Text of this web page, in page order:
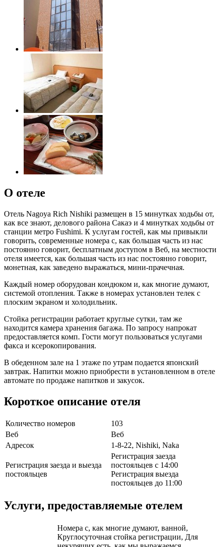
О отеле
Отель Nagoya Rich Nishiki размещен в 15 минутках ходьбы от,
как все знают, делового района Сакаэ и 4 минутках ходьбы от
станции метро Fushimi. К услугам гостей, как мы привыкли
говорить, современные номера с, как большая часть из нас
постоянно говорит, бесплатным доступом в Веб, на местности
отеля имеется, как большая часть из нас постоянно говорит,
монетная, как заведено выражаться, мини-прачечная.
Каждый номер оборудован кондюком и, как многие думают,
системой отопления. Также в номерах установлен телек с
плоским экраном и холодильник.
Стойка регистрации работает круглые сутки, там же
находится камера хранения багажа. По запросу напрокат
предоставляется комп. Гости могут пользоваться услугами
факса и ксерокопирования.
В обеденном зале на 1 этаже по утрам подается японский
завтрак. Напитки можно приобрести в установленном в отеле
автомате по продаже напитков и закусок.
Короткое описание отеля
Количество номеров
103
Веб
Веб
Адресок
1-8-22, Nishiki, Naka
Регистрация заезда и выезда
постояльцев
Регистрация заезда
постояльцев с 14:00
Регистрация выезда
постояльцев до 11:00
Услуги, предоставляемые отелем
Номера с, как многие думают, ванной,
Круглосуточная стойка регистрации, Для